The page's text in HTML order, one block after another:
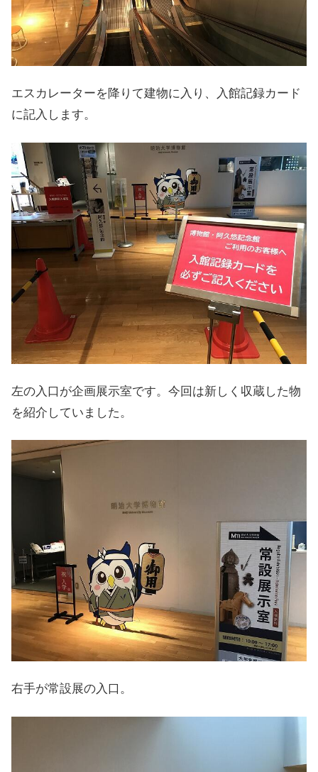
エスカレーターを降りて建物に入り、入館記録カード
に記入します。
左の入口が企画展示室です。今回は新しく収蔵した物
を紹介していました。
右手が常設展の入口。